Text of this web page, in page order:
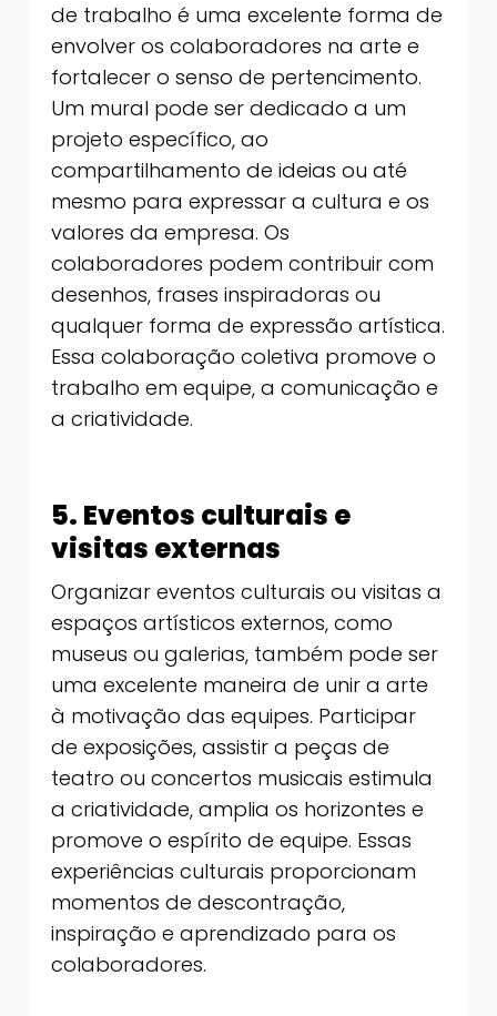
de trabalho é uma excelente forma de
envolver os colaboradores na arte e
fortalecer o senso de pertencimento.
Um mural pode ser dedicado a um
projeto específico, ao
compartilhamento de ideias ou até
mesmo para expressar a cultura e os
valores da empresa. Os
colaboradores podem contribuir com
desenhos, frases inspiradoras ou
qualquer forma de expressão artística.
Essa colaboração coletiva promove o
trabalho em equipe, a comunicação e
a criatividade.
5. Eventos culturais e
visitas externas
Organizar eventos culturais ou visitas a
espaços artísticos externos, como
museus ou galerias, também pode ser
uma excelente maneira de unir a arte
à motivação das equipes. Participar
de exposições, assistir a peças de
teatro ou concertos musicais estimula
a criatividade, amplia os horizontes e
promove o espírito de equipe. Essas
experiências culturais proporcionam
momentos de descontração,
inspiração e aprendizado para os
colaboradores.